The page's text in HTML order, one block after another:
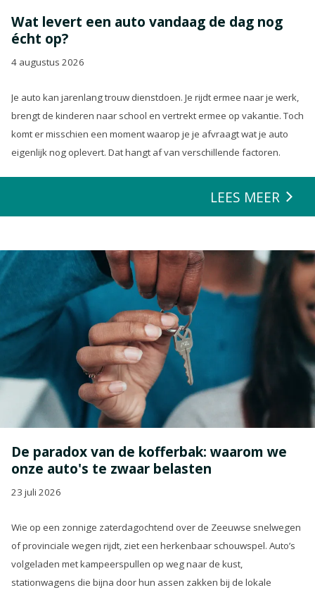
Wat levert een auto vandaag de dag nog
écht op?
4 augustus 2026
Je auto kan jarenlang trouw dienstdoen. Je rijdt ermee naar je werk,
brengt de kinderen naar school en vertrekt ermee op vakantie. Toch
komt er misschien een moment waarop je je afvraagt wat je auto
eigenlijk nog oplevert. Dat hangt af van verschillende factoren.
LEES MEER
De paradox van de kofferbak: waarom we
onze auto's te zwaar belasten
23 juli 2026
Wie op een zonnige zaterdagochtend over de Zeeuwse snelwegen
of provinciale wegen rijdt, ziet een herkenbaar schouwspel. Auto’s
volgeladen met kampeerspullen op weg naar de kust,
stationwagens die bijna door hun assen zakken bij de lokale